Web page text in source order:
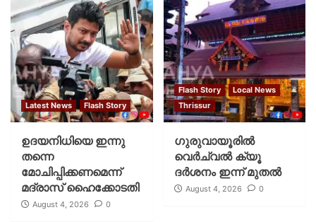
Latest News Flash Story
ഉദയനിധിയെ ഇന്നു
തന്നെ
മോചിപ്പിക്കണമെന്ന്
മദ്രാസ് ഹൈക്കോടതി
August 4, 2026 0
Flash Story
Local News
Thrissur
ഗുരുവായൂരില്‍
വെര്‍ച്വല്‍ ക്യൂ
ദര്‍ശനം ഇന്ന് മുതല്‍
August 4, 2026 0